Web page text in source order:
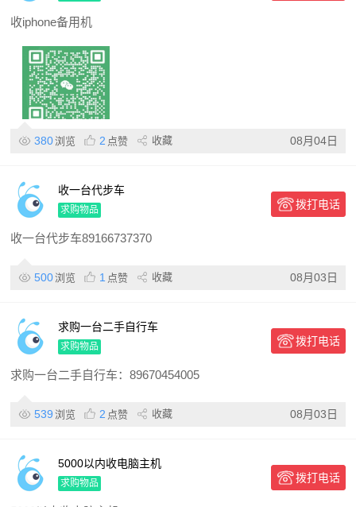
收iphone备用机
380浏览 2 点赞 收藏 08月04日
收一台代步车
求购物品 拨打电话
收一台代步车89166737370
500浏览 1 点赞 收藏 08月03日
求购一台二手自行车
求购物品 拨打电话
求购一台二手自行车：89670454005
539 浏览 2 点赞 收藏 08月03日
5000以内收电脑主机
求购物品 拨打电话